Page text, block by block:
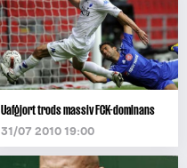
Uafgjort trods massiv FCK-dominans
31/07 2010 19:00